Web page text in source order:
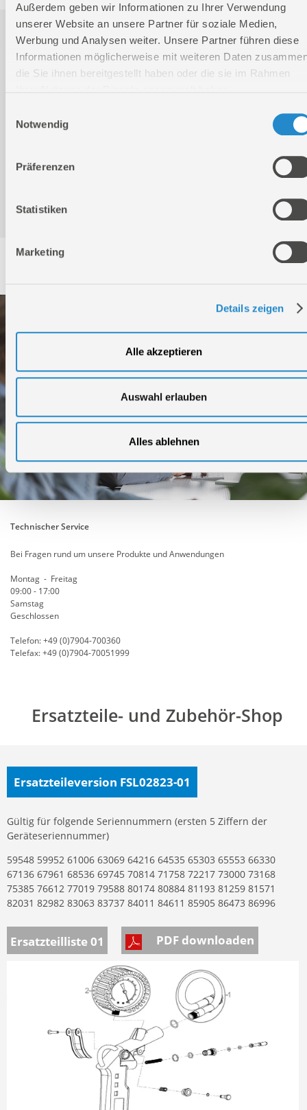
Außerdem geben wir Informationen zu Ihrer Verwendung
unserer Website an unsere Partner für soziale Medien,
Werbung und Analysen weiter. Unsere Partner führen diese
Informationen möglicherweise mit weiteren Daten
die Sie ihnen bereitgestellt haben oder die sie im Rahmen
Notwendig
Präferenzen
Statistiken
Marketing
Details zeigen
Alle akzeptieren
Auswahl erlauben
Alles ablehnen
Downloads
Bedienungsanleitung / Warn-und Sicherheitshinweise
Konformitätserklärung
Technischer Service
Bei Fragen rund um unsere Produkte und Anwendungen
Montag - Freitag
09:00 - 17:00
Samstag
Geschlossen
Telefon: +49 (0)7904-700360
Telefax: +49 (0)7904-70051999
Ersatzteile- und Zubehör-Shop
Ersatzteileversion FSL02823-01
Gültig für folgende Seriennummern (ersten 5 Ziffern der
Geräteseriennummer)
59548 59952 61006 63069 64216 64535 65303 65553 66330
67136 67961 68536 69745 70814 71758 72217 73000 73168
75385 76612 77019 79588 80174 80884 81193 81259 81571
82031 82982 83063 83737 84011 84611 85905 86473 86996
Ersatzteilliste 01 PDF downloaden